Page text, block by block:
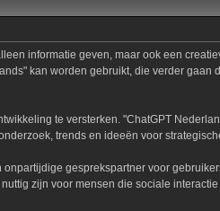
informatie geven, maar ook een
kan worden gebruikt, die verder gaan
te versterken. "ChatGPT
trends en ideeën voor
gesprekspartner voor
zijn voor mensen die sociale